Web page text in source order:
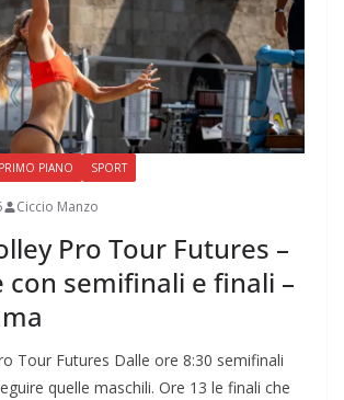
PRIMO PIANO SPORT
Ciccio Manzo
Pro Tour Futures –
con semifinali e finali –
Tour Futures Dalle ore 8:30 semifinali
quelle maschili. Ore 13 le finali che